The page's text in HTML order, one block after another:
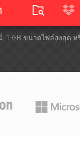
. 1 GB ขนาดไฟล์สูงสุด ห